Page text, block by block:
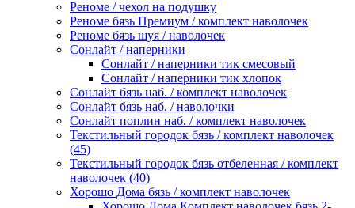
Реноме / чехол на подушку
Реноме бязь Премиум / комплект наволочек
Реноме бязь шуя / наволочек
Сонлайт / наперники
Сонлайт / наперники тик смесовый
Сонлайт / наперники тик хлопок
Сонлайт бязь наб. / комплект наволочек
Сонлайт бязь наб. / наволочки
Сонлайт поплин наб. / комплект наволочек
Текстильный городок бязь / комплект наволочек
(45)
Текстильный городок бязь отбеленная / комплект
наволочек (40)
Хорошо Дома бязь / комплект наволочек